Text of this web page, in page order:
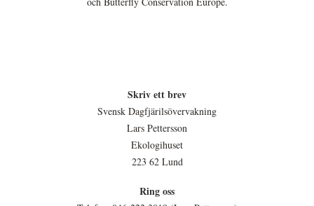
Skriv ett brev
Svensk Dagfjärilsövervakning
Lars Pettersson
Ekologihuset
223 62 Lund
Ring oss